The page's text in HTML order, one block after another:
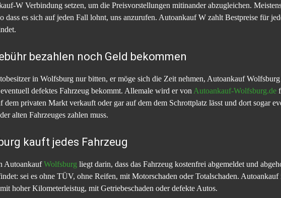
W Verbindung setzen, um die Preisvorstellungen mitinander abzugleichen.
dass es sich auf jeden Fall lohnt, uns anzurufen. Autoankauf W zahlt Bestpreise für
bezahlen noch Geld bekommen
in Wolfsburg nur bitten, er möge sich die Zeit nehmen, Autoankauf
defektes Fahrzeug bekommt. Allemale wird er von Autoankauf-Wolfsburg.de
dem privaten Markt verkauft oder gar auf dem dem Schrottplatz lässt und dort sogar
alten Fahrzeuges zahlen muss.
kauft jedes Fahrzeug
AutoankaufWolfsburg liegt darin, dass das Fahrzeug kostenfrei abgemeldet und
sei es ohne TÜV, ohne Reifen, mit Motorschaden oder Totalschaden.
hoher Kilometerleistug, mit Getriebeschaden oder defekte Autos.